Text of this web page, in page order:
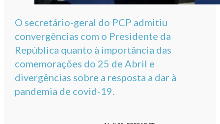
O secretário-geral do PCP admitiu
convergências com o Presidente da
República quanto à importância das
comemorações do 25 de Abril e
divergências sobre a resposta a dar à
pandemia de covid-19.